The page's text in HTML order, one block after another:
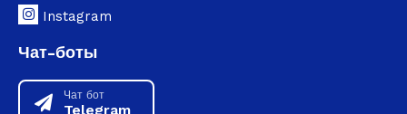
Instagram
Чат-боты
Чат бот
Telegram